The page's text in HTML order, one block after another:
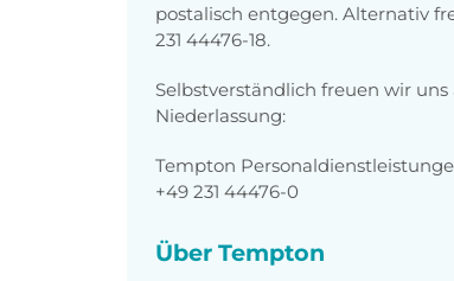
postalisch entgegen. Alternativ
231 44476-18.
Selbstverständlich freuen wir
Niederlassung:
Tempton
+49 231 44476-0
Über Tempton